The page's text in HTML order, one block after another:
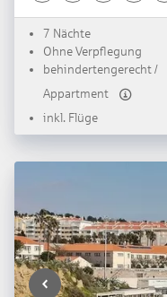
7 Nächte
Ohne Verpflegung
behindertengerecht /
Appartment
inkl. Flüge